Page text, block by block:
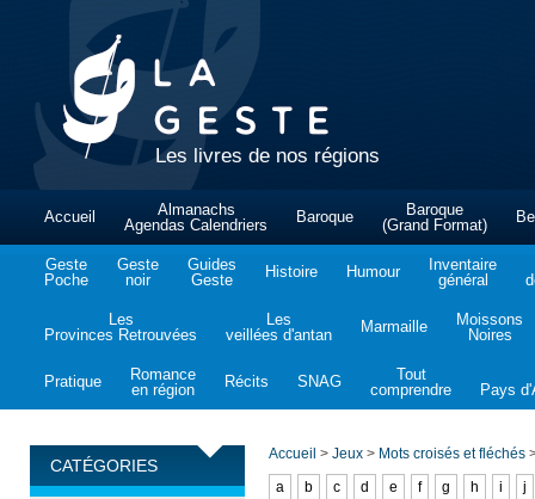
Les livres de nos régions
Accueil
Almanachs
Agendas Calendriers
Baroque
Baroque
(Grand Format)
Geste
Poche
Geste
noir
Guides
Geste
Histoire Humour
Inventaire
général
Les
Provinces Retrouvées
Les
veillées d'antan
Marmaille
Moissons
Noires
Pratique
Romance
en région
Récits SNAG
Tout
comprendre
Pays
CATÉGORIES
Accueil > Jeux > Mots croisés et fléchés
a
b c d e f g h i j